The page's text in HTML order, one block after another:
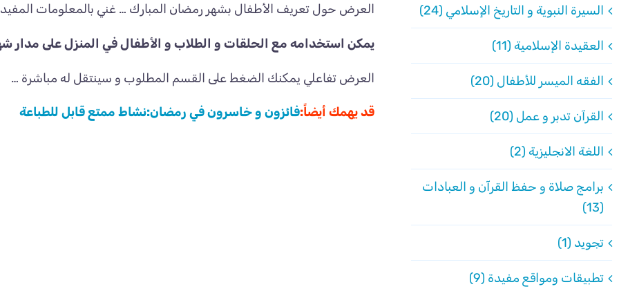
العرض حول تعريف الأطفال بشهر رمضان المبارك … غني بالمعلومات
يمكن استخدامه مع الحلقات و الطلاب و الأطفال في المنزل على مدار
العرض تفاعلي يمكنك الضغط على القسم المطلوب و سينتقل له مباشرة …
قد يهمك أيضاً:فائزون و خاسرون في رمضان:نشاط ممتع قابل للطباعة
السيرة النبوية و التاريخ الإسلامي (24)
العقيدة الإسلامية (11)
الفقه الميسر للأطفال (20)
القرآن تدبر و عمل (20)
اللغة الانجليزية (2)
برامج صلاة و حفظ القرآن و العبادات
(13)
تجويد (1)
تطبيقات ومواقع مفيدة (9)